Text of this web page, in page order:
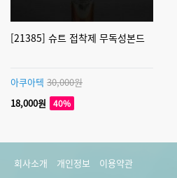
[21385] 슈트 접착제 무독성본드
아쿠아텍 30,000원
18,000원
40%
회사소개 개인정보 이용약관